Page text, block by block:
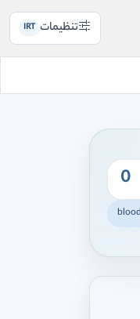
تنظیمات IRT
0